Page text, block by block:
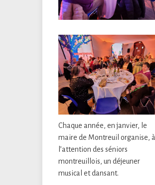
Chaque année, en janvier, le
maire de Montreuil organise, à
l’attention des séniors
montreuillois, un déjeuner
musical et dansant.